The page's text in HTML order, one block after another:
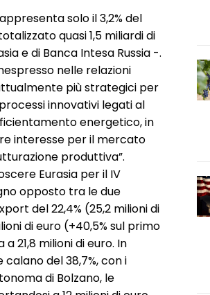
solo il 3,2% del
quasi 1,5 miliardi di
e di Banca Intesa Russia -.
nelle relazioni
più strategici per
innovativi legati al
energetico, in
interesse per il mercato
produttiva”.
Eurasia per il IV
opposto tra le due
del 22,4% (25,2 milioni di
di euro (+40,5% sul primo
21,8 milioni di euro. In
del 38,7%, con i
di Bolzano, le